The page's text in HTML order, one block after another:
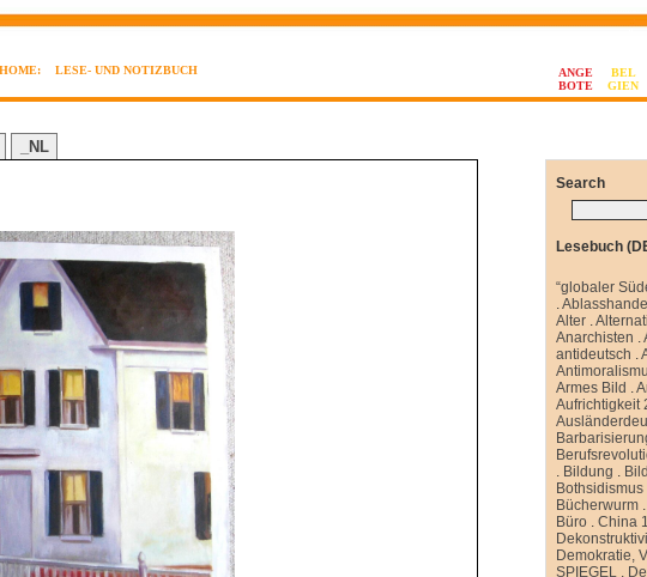
LESE- UND NOTIZBUCH
ANGE
BOTE
BEL
GIEN
_NL
Search
Lesebuch
“globaler
.Ablasshandel
Alter .
Anarchisten .
antideutsch .
Armes Bild .
Aufrichtigkeit
. Bildung .
Bothsidismus
Bücherwurm .
Büro .China 1
Demokratie,
SPIEGEL .